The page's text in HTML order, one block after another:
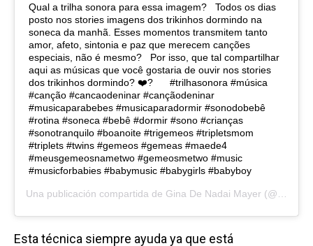
Qual a trilha sonora para essa imagem? ⁣ ⁣ Todos os dias
posto nos stories imagens dos trikinhos dormindo na
soneca da manhã. Esses momentos transmitem tanto
amor, afeto, sintonia e paz que merecem canções
especiais, não é mesmo? ⁣ ⁣ Por isso, que tal compartilhar
aqui as músicas que você gostaria de ouvir nos stories
dos trikinhos dormindo? ❤️? ⁣ ⁣ ⁣ ⁣ ⁣ #trilhasonora #música
#canção #cancaodeninar #cançãodeninar
#musicaparabebes #musicaparadormir #sonodobebê
#rotina #soneca #bebê #dormir #sono #crianças
#sonotranquilo #boanoite⁣⁣ #trigemeos #tripletsmom
#triplets #twins #gemeos #gemeas #maede4
#meusgemeosnametwo #gemeosmetwo⁣ #music
#musicforbabies #babymusic #babygirls #babyboy
Una publicación compartida de Gina De Nadai Mayer (@trigemeosmaisum) el
Esta técnica siempre ayuda ya que está